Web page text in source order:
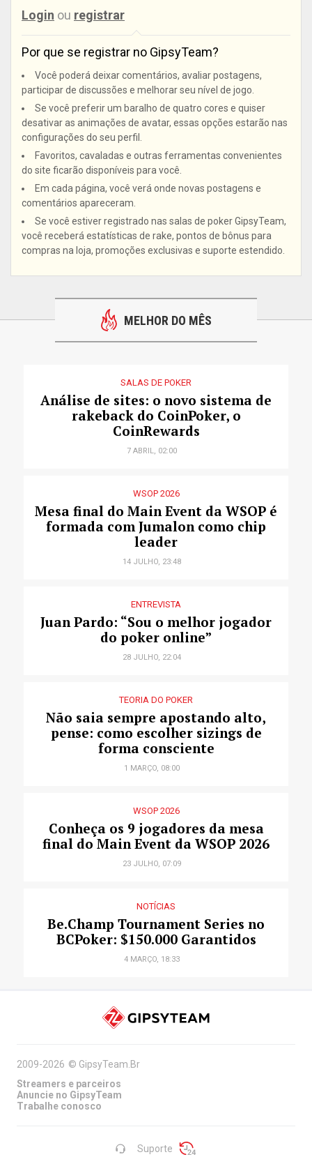
Login ou registrar
Por que se registrar no GipsyTeam?
Você poderá deixar comentários, avaliar postagens,
participar de discussões e melhorar seu nível de jogo.
Se você preferir um baralho de quatro cores e quiser
desativar as animações de avatar, essas opções estarão nas
configurações do seu perfil.
Favoritos, cavaladas e outras ferramentas convenientes
do site ficarão disponíveis para você.
Em cada página, você verá onde novas postagens e
comentários apareceram.
Se você estiver registrado nas salas de poker GipsyTeam,
você receberá estatísticas de rake, pontos de bônus para
compras na loja, promoções exclusivas e suporte estendido.
MELHOR DO MÊS
SALAS DE POKER
Análise de sites: o novo sistema de
rakeback do CoinPoker, o
CoinRewards
7 ABRIL, 02:00
WSOP 2026
Mesa final do Main Event da WSOP é
formada com Jumalon como chip
leader
14 JULHO, 23:48
ENTREVISTA
Juan Pardo: “Sou o melhor jogador
do poker online”
28 JULHO, 22:04
TEORIA DO POKER
Não saia sempre apostando alto,
pense: como escolher sizings de
forma consciente
1 MARÇO, 08:00
WSOP 2026
Conheça os 9 jogadores da mesa
final do Main Event da WSOP 2026
23 JULHO, 07:09
NOTÍCIAS
Be.Champ Tournament Series no
BCPoker: $150.000 Garantidos
4 MARÇO, 18:33
Suporte
2009-2026 © GipsyTeam.Br
Streamers e parceiros
Anuncie no GipsyTeam
Trabalhe conosco